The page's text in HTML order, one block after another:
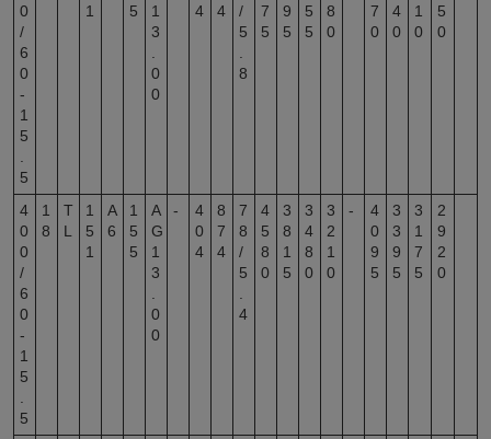
0
/
6
0
-
1
5
5
1
5
1
3
0
0
4
4
/
5
8
7
5
9
5
5
5
8
0
7
0
4
0
1
0
5
0
4
0
0
/
6
0
-
1
5
5
1
8
T
L
1
5
1
A
6
1
5
5
A
G
1
3
0
0
-
4
0
4
8
7
4
7
8
/
5
4
4
5
8
0
3
8
1
5
3
4
8
0
3
2
1
0
-
4
0
9
5
3
3
9
5
3
1
7
5
2
9
2
0